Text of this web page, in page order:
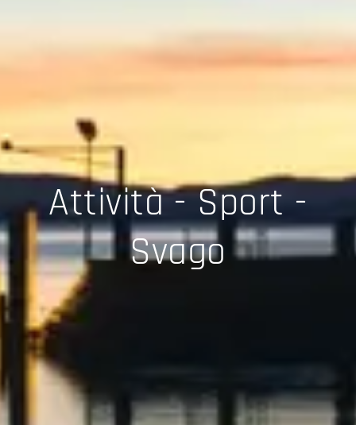
Attività - Sport -
Svago